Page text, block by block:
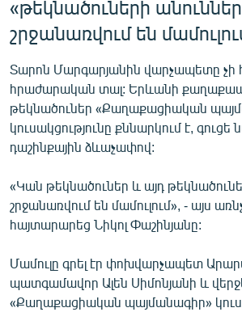
«թեկնածուների
շրջանառվում են
Տարոն Մարգարյանին վարչապետը չի
հրաժարական տալ: Երևանի
թեկնածուներ «Քաղաքացիական
կուսակցությունը քննարկում է, գուցե
դաշինքային ձևաչափով:
«Կան թեկնածուներ և այդ
շրջանառվում են մամուլում», - այս
հայտարարեց Նիկոլ Փաշինյանը:
Մամուլը գրել էր փոխվարչապետ
պատգամավոր Ալեն Սիմոնյանի և
«Քաղաքացիական պայմանագիր»